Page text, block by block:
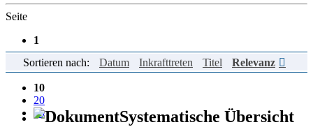
Seite
1
Einträge pro Seite
10
20
50
Sortieren nach: Datum Inkrafttreten Titel Relevanz
Systematische Übersicht